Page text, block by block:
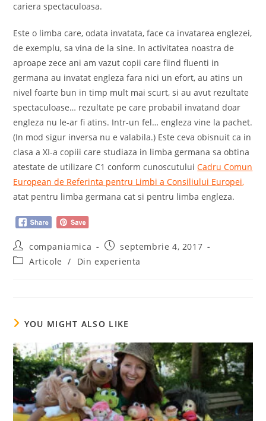
cariera spectaculoasa.
Este o limba care, odata invatata, face ca invatarea englezei,
de exemplu, sa vina de la sine. In activitatea noastra de
aproape zece ani am vazut copii care fiind fluenti in
germana au invatat engleza fara nici un efort, au atins un
nivel foarte bun in timp mult mai scurt, si au avut rezultate
spectaculoase… rezultate pe care probabil invatand doar
engleza nu le-ar fi atins. Intr-un fel… engleza vine la pachet.
(In mod sigur inversa nu e valabila.) Este ceva obisnuit ca in
clasa a XI-a copiii care studiaza in limba germana sa obtina
atestate de utilizare C1 conform cunoscutuluiCadru Comun
European de Referinta pentru Limbi a Consiliului Europei,
atat pentru limba germana cat si pentru limba engleza.
Post
author:
companiamica
Post
published:
septembrie 4, 2017
PostArticole / Din experienta
YOU MIGHT ALSO LIKE